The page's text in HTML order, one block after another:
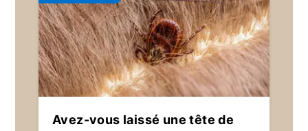
Avez-vous laissé une tête de